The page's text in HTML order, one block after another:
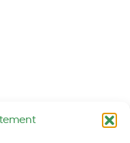
vivantes
Sans Pitié BP